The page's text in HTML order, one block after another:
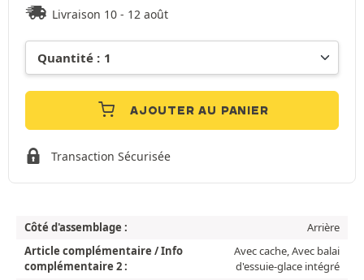
Livraison 10 - 12 août
AJOUTER AU PANIER
Transaction Sécurisée
Côté d'assemblage :
Arrière
Article complémentaire / Info
complémentaire 2 :
Avec cache, Avec balai
d'essuie-glace intégré